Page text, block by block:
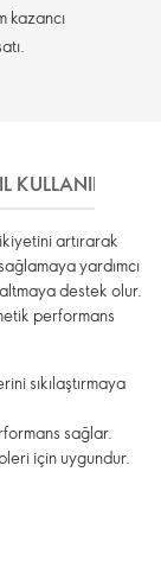
kazancı
KULLANILIR
artırarak
yardımcı
destek olur.
performans
sıkılaştırmaya
sağlar.
için uygundur.